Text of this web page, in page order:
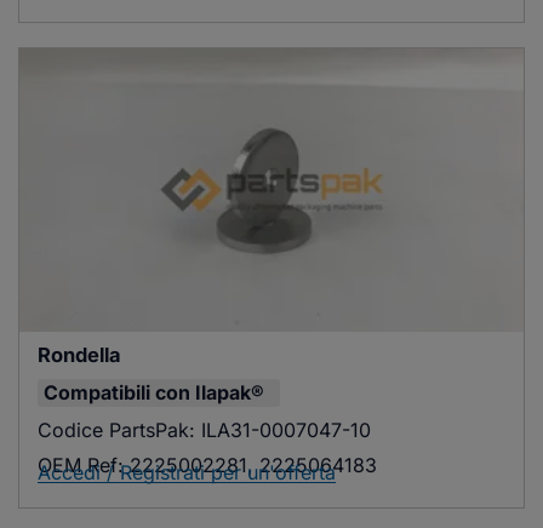
Rondella
Compatibili con Ilapak®
Codice PartsPak: ILA31-0007047-10
OEM Ref: 2225002281, 2225064183
Accedi / Registrati per un'offerta